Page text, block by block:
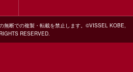
無断での複製・転載を禁止します。©VISSEL KOBE,
RESERVED.